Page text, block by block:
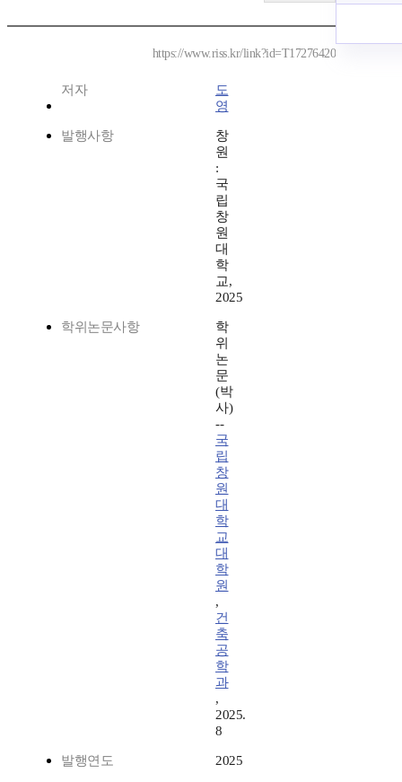
https://www.riss.kr/link?id=T17276420
저자
도
영
발행사항
창
원
:
국
립
창
원
대
학
교,
2025
학위논문사항
학
위
논
문
(박
사)
--
국
립
창
원
대
학
교
대
학
원
,
건
축
공
학
과
,
2025.
8
발행연도 2025